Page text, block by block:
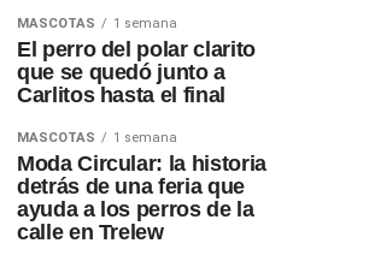
MASCOTAS 1 semana
El perro del polar clarito
que se quedó junto a
Carlitos hasta el final
MASCOTAS 1 semana
Moda Circular: la historia
detrás de una feria que
ayuda a los perros de la
calle en Trelew